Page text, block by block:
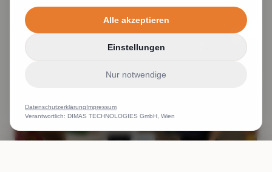
Alle akzeptieren
Einstellungen
Nur notwendige
DatenschutzerklärungImpressum
Verantwortlich: DIMAS TECHNOLOGIES GmbH, Wien